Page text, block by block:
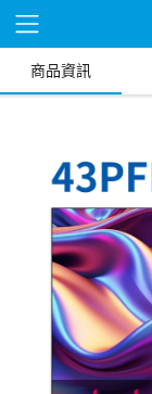
商品資訊